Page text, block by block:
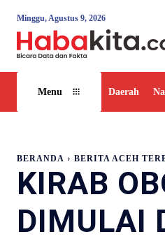
Minggu, Agustus 9, 2026
Menu Daerah
BERANDA BERITA ACEH
KIRAB
DIMULAI